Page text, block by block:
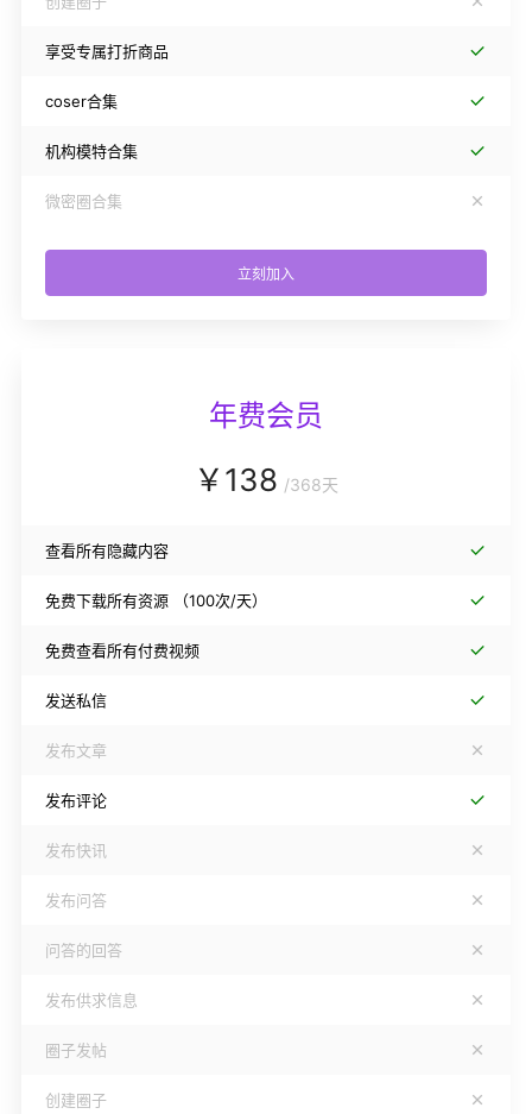
享受专属打折商品
coser合集
机构模特合集
微密圈合集
立刻加入
年费会员
￥138 /368天
查看所有隐藏内容
免费下载所有资源 （100次/天）
免费查看所有付费视频
发送私信
发布文章
发布评论
发布快讯
发布问答
问答的回答
发布供求信息
圈子发帖
创建圈子